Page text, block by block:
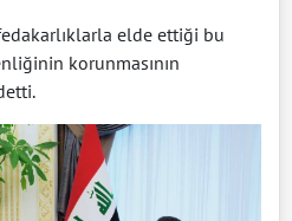
elde ettiği bu
korunmasının